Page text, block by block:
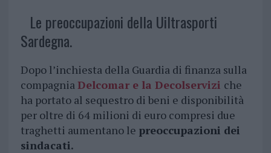
Le preoccupazioni della Uiltrasporti
Sardegna.
Dopo l’inchiesta della Guardia di finanza sulla
compagnia Delcomar e la Decolservizi che
ha portato al sequestro di beni e disponibilità
per oltre di 64 milioni di euro compresi due
traghetti aumentano le preoccupazioni dei
sindacati.